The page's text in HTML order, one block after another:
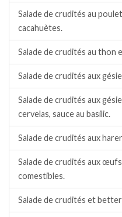
Salade de crudités au
cacahuètes.
Salade de crudités au thon
Salade de crudités aux
Salade de crudités aux
cervelas, sauce au basilic.
Salade de crudités aux
Salade de crudités aux
comestibles.
Salade de crudités et